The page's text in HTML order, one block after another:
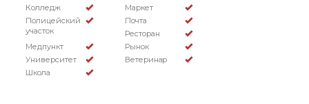
Колледж
Маркет
Полицейский
участок
Почта
Ресторан
Медпункт
Рынок
Университет
Ветеринар
Школа